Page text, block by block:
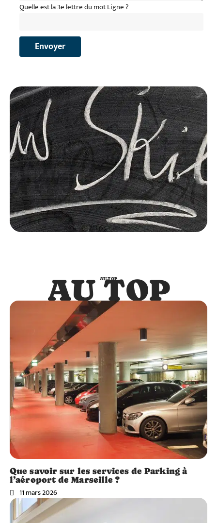
Quelle est la 3e lettre du mot Ligne ?
AU TOP
AU TOP
Que savoir sur les services de Parking à
l’aéroport de Marseille ?
11 mars 2026